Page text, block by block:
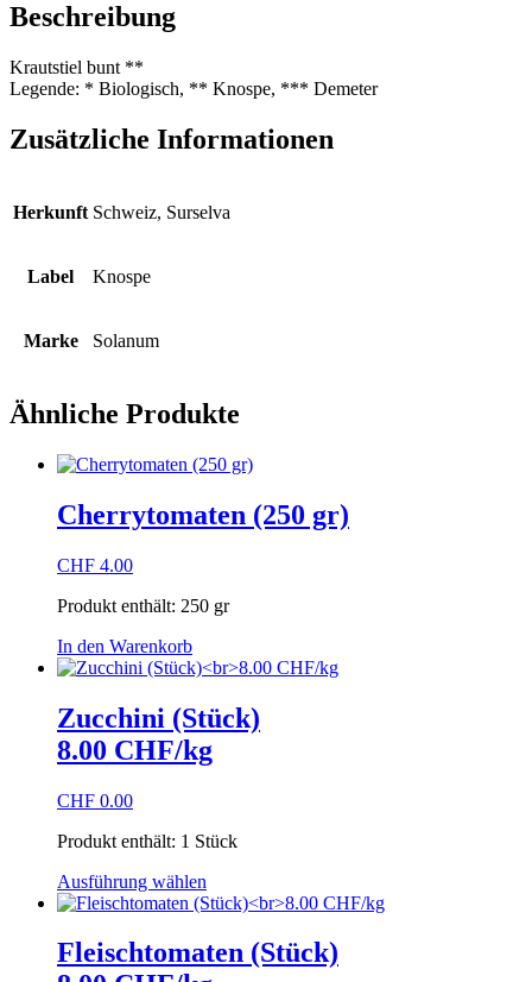
Beschreibung
Krautstiel bunt **
Legende: * Biologisch, ** Knospe, *** Demeter
Zusätzliche Informationen
Herkunft Schweiz, Surselva
Label Knospe
Marke Solanum
Ähnliche Produkte
Cherrytomaten (250 gr)
CHF 4.00
Produkt enthält: 250 gr
In den Warenkorb
Zucchini (Stück)
8.00 CHF/kg
CHF 0.00
Produkt enthält: 1 Stück
Ausführung wählen
Produkt
mehrere
Varianten
Fleischtomaten (Stück)